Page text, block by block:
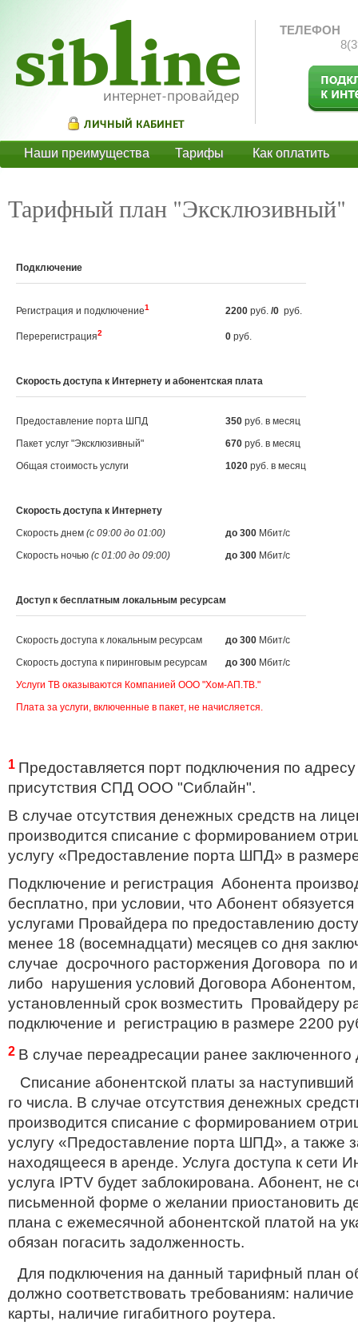
ТЕЛЕФОН
Наши преимущества Тарифы Как оплатить
Тарифный план "Эксклюзивный"
Подключение
Регистрация и подключение1 2200 руб. /0 руб.
Перерегистрация2 0 руб.
Скорость доступа к Интернету и абонентская плата
Предоставление порта ШПД 350 руб. в месяц
Пакет услуг "Эксклюзивный"
670 руб. в месяц
Общая стоимость услуги
1020 руб. в месяц
Скорость доступа к Интернету
Скорость днем (с 09:00 до 01:00) до 300 Мбит/с
Скорость ночью (с 01:00 до 09:00) до 300 Мбит/с
Доступ к бесплатным локальным ресурсам
Скорость доступа к локальным ресурсам до 300 Мбит/с
Скорость доступа к пиринговым ресурсам
до 300 Мбит/с
Услуги ТВ оказываются Компанией ООО "Хом-АП.ТВ."
Плата за услуги, включенные в пакет, не начисляется.
1 Предоставляется порт подключения по адресу
присутствия СПД ООО "Сиблайн".
В случае отсутствия денежных средств на
производится списание с формированием
услугу «Предоставление порта ШПД» в
Подключение и регистрация Абонента
бесплатно, при условии, что Абонент обязуется
услугами Провайдера по предоставлению
менее 18 (восемнадцати) месяцев со дня
случае досрочного расторжения Договора по
либо нарушения условий Договора
установленный срок возместить Провайдеру
подключение и регистрацию в размере 2200
2 В случае переадресации ранее заключенного
Списание абонентской платы за
го числа. В случае отсутствия денежных
производится списание с формированием
услугу «Предоставление порта ШПД», а также
находящееся в аренде. Услуга доступа к сети
услуга IPTV будет заблокирована. Абонент, не
письменной форме о желании приостановить
плана с ежемесячной абонентской платой на
обязан погасить задолженность.
Для подключения на данный тарифный план
должно соответствовать требованиям: наличие
карты, наличие гигабитного роутера.